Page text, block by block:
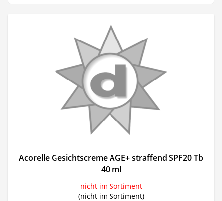
Acorelle Gesichtscreme AGE+ straffend SPF20 Tb
40 ml
nicht im Sortiment
(nicht im Sortiment)